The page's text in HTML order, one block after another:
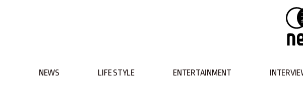
NEWS LIFE STYLE ENTERTAINMENT